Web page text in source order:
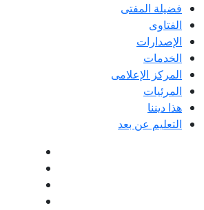
فضيلة المفتى
الفتاوى
الإصدارات
الخدمات
المركز الإعلامى
المرئيات
هذا ديننا
التعليم عن بعد